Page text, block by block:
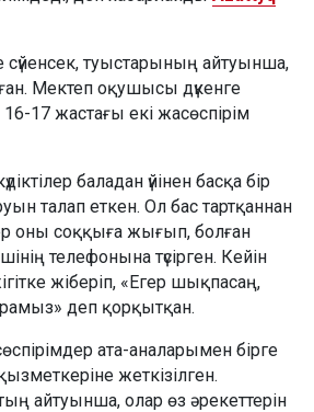
сүйенсек, туыстарының айтуынша,
Мектеп оқушысы дүкенге
17 жастағы екі жасөспірім
баладан үйінен басқа бір
талап еткен. Ол бас тартқаннан
оны соққыға жығып, болған
телефонына түсірген. Кейін
жіберіп, «Егер шықпасаң,
деп қорқытқан.
ата-аналарымен бірге
жеткізілген.
айтуынша, олар өз әрекеттерін